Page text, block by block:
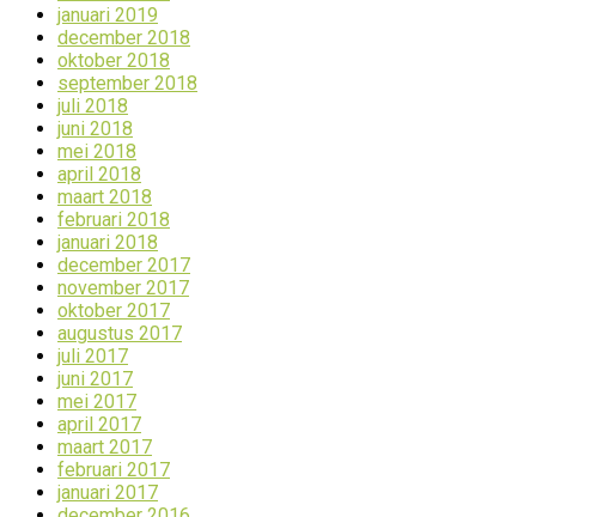
januari 2019
december 2018
oktober 2018
september 2018
juli 2018
juni 2018
mei 2018
april 2018
maart 2018
februari 2018
januari 2018
december 2017
november 2017
oktober 2017
augustus 2017
juli 2017
juni 2017
mei 2017
april 2017
maart 2017
februari 2017
januari 2017